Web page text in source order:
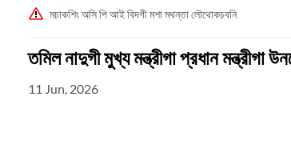
মচাকশিং অসি পি আই বিদগী মশা মথন্তা লৌথোকচবনি
তমিল নাদুগী মুখ্য মন্ত্রীগা প্রধান মন্ত্রীগা
11 Jun, 2026